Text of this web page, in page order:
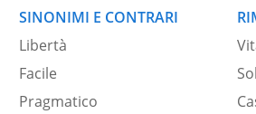
SINONIMI E CONTRARI
Libertà
Facile
Pragmatico